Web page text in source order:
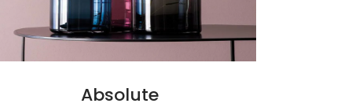
Hippo Collection